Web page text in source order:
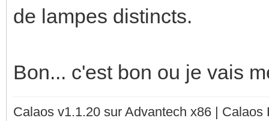
de lampes distincts.
Bon... c'est bon ou je vais
Calaos v1.1.20 sur Advantech x86 |